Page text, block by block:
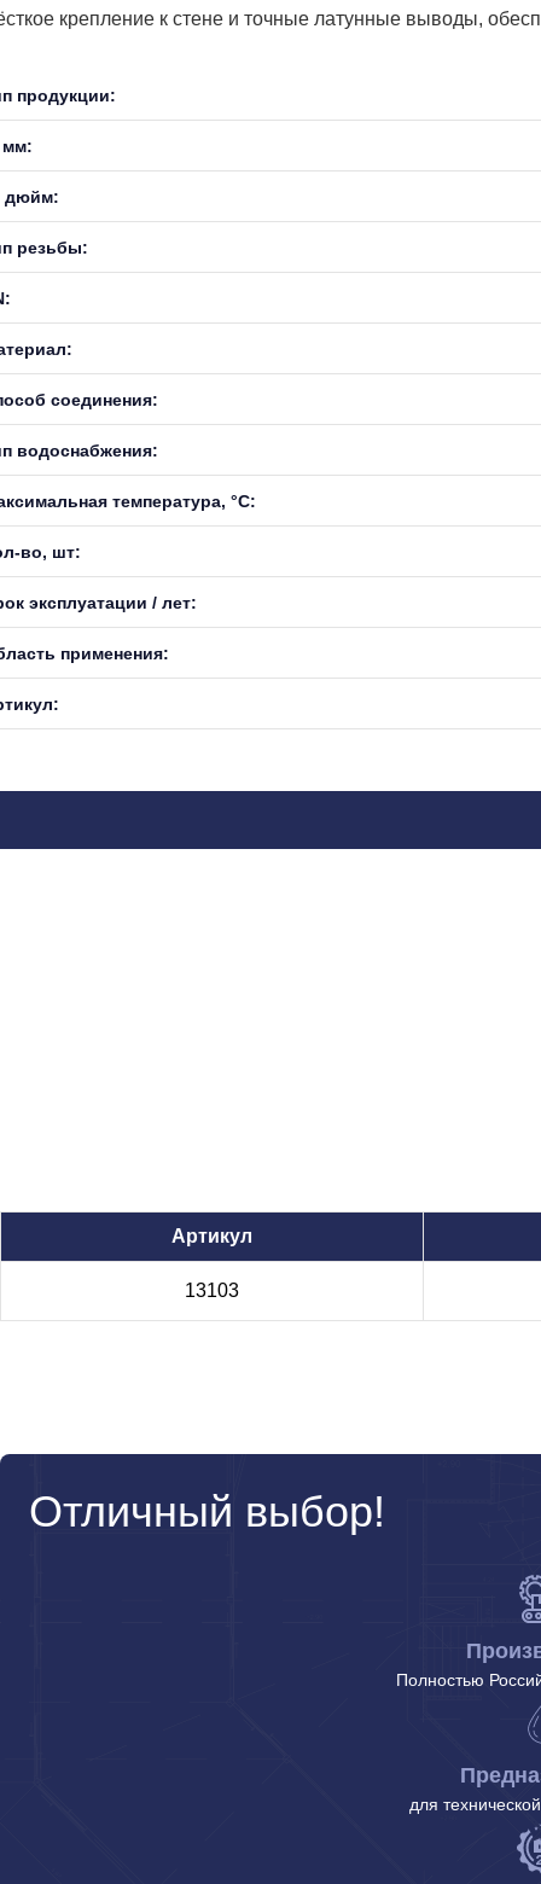
крепление к стене и точные латунные выводы,
продукции:
мм:
дюйм:
резьбы:
соединения:
водоснабжения:
температура, °С:
во, шт:
эксплуатации / лет:
применения:
Артикул
13103
Отличный выбор!
Полностью
для